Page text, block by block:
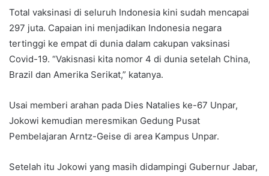
Total vaksinasi di seluruh Indonesia kini sudah mencapai
297 juta. Capaian ini menjadikan Indonesia negara
tertinggi ke empat di dunia dalam cakupan vaksinasi
Covid-19. “Vakisnasi kita nomor 4 di dunia setelah China,
Brazil dan Amerika Serikat,” katanya.
Usai memberi arahan pada Dies Natalies ke-67 Unpar,
Jokowi kemudian meresmikan Gedung Pusat
Pembelajaran Arntz-Geise di area Kampus Unpar.
Setelah itu Jokowi yang masih didampingi Gubernur Jabar,